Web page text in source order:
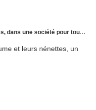
une société pour tous les âges